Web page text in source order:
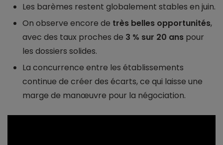
Les barèmes restent globalement stables en juin.
On observe encore de très belles opportunités,
avec des taux proches de 3 % sur 20 ans pour
les dossiers solides.
La concurrence entre les établissements
continue de créer des écarts, ce qui laisse une
marge de manœuvre pour la négociation.